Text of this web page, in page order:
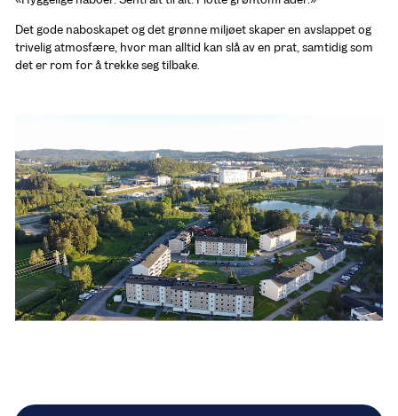
Det gode naboskapet og det grønne miljøet skaper en avslappet og
trivelig atmosfære, hvor man alltid kan slå av en prat, samtidig som
det er rom for å trekke seg tilbake.